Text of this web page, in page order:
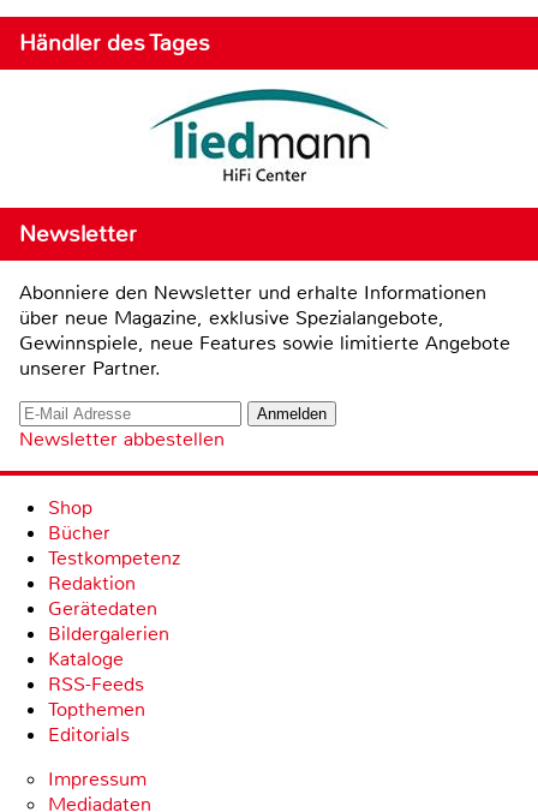
Händler des Tages
Newsletter
Abonniere den Newsletter und erhalte Informationen
über neue Magazine, exklusive Spezialangebote,
Gewinnspiele, neue Features sowie limitierte Angebote
unserer Partner.
Newsletter abbestellen
Shop
Bücher
Testkompetenz
Redaktion
Gerätedaten
Bildergalerien
Kataloge
RSS-Feeds
Topthemen
Editorials
Impressum
Mediadaten